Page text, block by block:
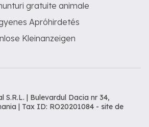
gratuite animale
Apróhirdetés
Kleinanzeigen
S.R.L. | Bulevardul Dacia nr 34,
| Tax ID: RO20201084 - site de